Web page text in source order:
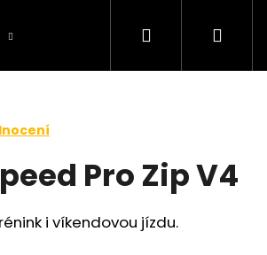
Hledat
Pro Zip V4
i víkendovou jízdu.